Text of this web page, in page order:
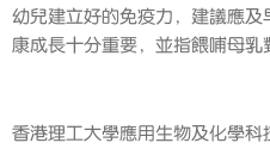
幼兒建立好的免疫力，建議應
康成長十分重要，並指餵哺母乳
香港理工大學應用生物及化學